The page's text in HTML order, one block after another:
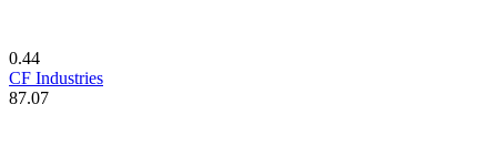
0.44
CF Industries
87.07